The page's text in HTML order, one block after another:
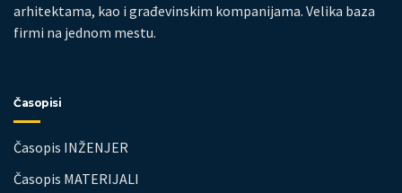
arhitektama, kao i građevinskim kompanijama. Velika baza
firmi na jednom mestu.
Časopisi
Časopis INŽENJER
Časopis MATERIJALI